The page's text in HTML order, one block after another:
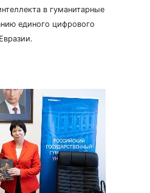
в гуманитарные
единого цифрового